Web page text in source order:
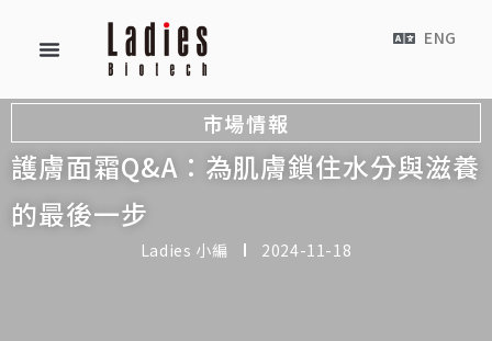
ENG
市場情報
護膚面霜Q&A：為肌膚鎖住水分與滋養
的最後一步
Ladies 小編 2024-11-18